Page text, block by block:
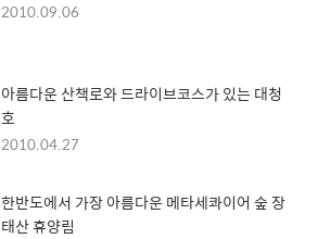
2010.09.06
아름다운 산책로와 드라이브코스가 있는 대청
호
2010.04.27
한반도에서 가장 아름다운 메타세콰이어 숲 장
태산 휴양림